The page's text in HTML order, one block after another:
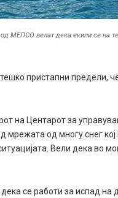
МЕПСО велат дека екипи се на
пристапни предели,
на Центарот за
од многу снег кој
Вели дека во
се работи за испад